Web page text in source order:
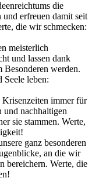
die
erfreuen damit seit
die wir schmecken:
meisterlich
und lassen dank
werden.
leben:
immer für
und nachhaltigen
sie stammen. Werte,
ganz besonderen
an die wir
bereichern. Werte, die